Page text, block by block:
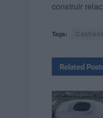
construir
Tags:
Related